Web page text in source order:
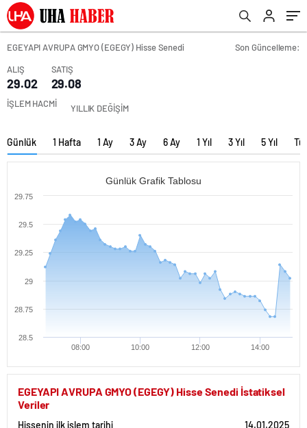
EGEYAPI AVRUPA GMYO (EGEGY) Hisse Senedi
Son Güncelleme:
ALIŞ
29.02
SATIŞ
29.08
İŞLEM HACMİ YILLIK DEĞİŞİM
Günlük 1 Hafta 1 Ay 3 Ay 6 Ay 1 Yıl 3 Yıl 5 Yıl
Günlük Grafik Tablosu
08:00 10:00 12:00 14:00
28.5
28.75
29
29.25
29.5
29.75
EGEYAPI AVRUPA GMYO (EGEGY) Hisse Senedi İstatiksel
Veriler
Hissenin ilk işlem tarihi 14.01.2025